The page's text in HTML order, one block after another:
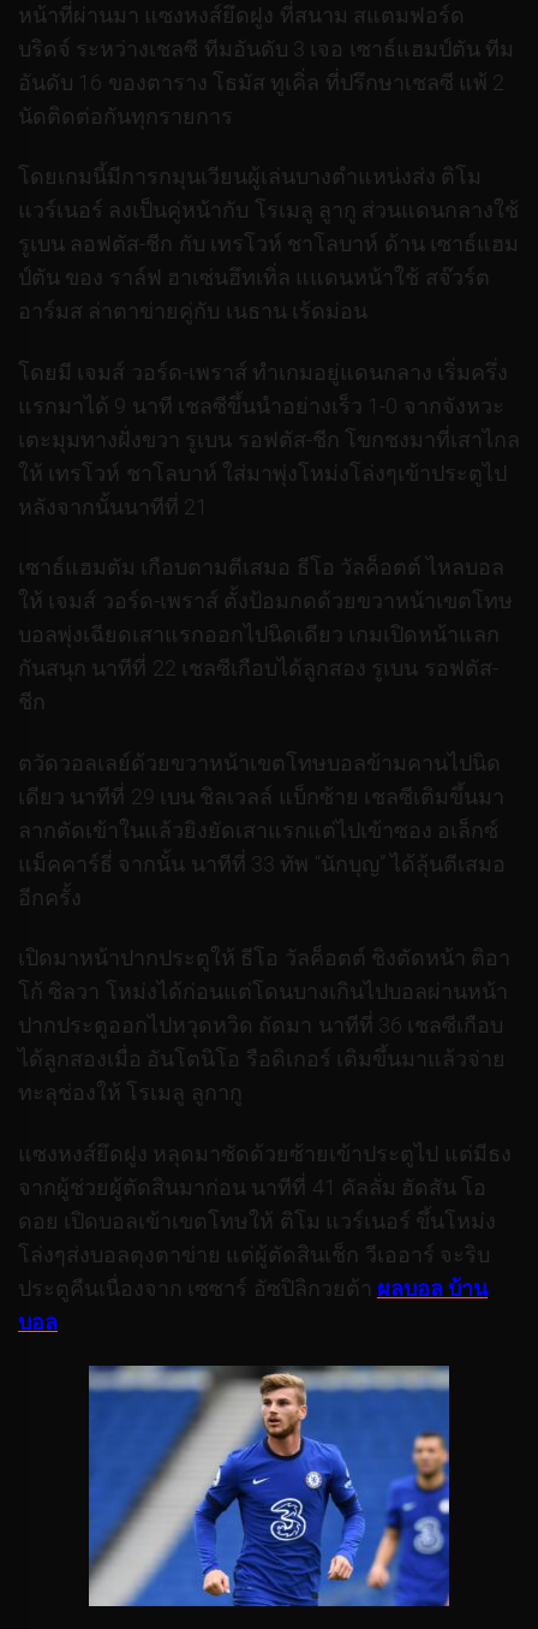
หน้าที่ผ่านมา แซงหงส์ยึดฝูง ที่สนาม สแตมฟอร์ด
บริดจ์ ระหว่างเชลซี ทีมอันดับ 3 เจอ เซาธ์แฮมป์ตัน ทีม
อันดับ 16 ของตาราง โธมัส ทูเคิ่ล ที่ปรึกษาเชลซี แพ้ 2
นัดติดต่อกันทุกรายการ
โดยเกมนี้มีการกมุนเวียนผู้เล่นบางตำแหน่งส่ง ติโม
แวร์เนอร์ ลงเป็นคู่หน้ากับ โรเมลู ลูากู ส่วนแดนกลางใช้
รูเบน ลอฟตัส-ชีก กับ เทรโวห์ ชาโลบาห์ ด้าน เซาธ์แฮม
ป์ตัน ของ ราล์ฟ ฮาเซ่นฮึทเทิ่ล แแดนหน้าใช้ สจ๊วร์ต
อาร์มส ล่าตาข่ายคู่กับ เนธาน เร้ดม่อน
โดยมี เจมส์ วอร์ด-เพราส์ ทำเกมอยู่แดนกลาง เริ่มครึ่ง
แรกมาได้ 9 นาที เชลซีขึ้นนำอย่างเร็ว 1-0 จากจังหวะ
เตะมุมทางฝั่งขวา รูเบน รอฟตัส-ชีก โขกชงมาที่เสาไกล
ให้ เทรโวห์ ชาโลบาห์ ใส่มาพุ่งโหม่งโล่งๆเข้าประตูไป
หลังจากนั้นนาทีที่ 21
เซาธ์แฮมตัม เกือบตามตีเสมอ ธีโอ วัลค็อตต์ ไหลบอล
ให้ เจมส์ วอร์ด-เพราส์ ตั้งป้อมกดด้วยขวาหน้าเขตโทษ
บอลพุ่งเฉียดเสาแรกออกไปนิดเดียว เกมเปิดหน้าแลก
กันสนุก นาทีที่ 22 เชลซีเกือบได้ลูกสอง รูเบน รอฟตัส-
ชีก
ตวัดวอลเลย์ด้วยขวาหน้าเขตโทษบอลข้ามคานไปนิด
เดียว นาทีที่ 29 เบน ชิลเวลล์ แบ็กซ้าย เชลซีเติมขึ้นมา
ลากตัดเข้าในแล้วยิงยัดเสาแรกแต่ไปเข้าซอง อเล็กซ์
แม็คคาร์ธี่ จากนั้น นาทีที่ 33 ทัพ “นักบุญ” ได้ลุ้นตีเสมอ
อีกครั้ง
เปิดมาหน้าปากประตูให้ ธีโอ วัลค็อตต์ ชิงตัดหน้า ติอา
โก้ ซิลวา โหม่งได้ก่อนแต่โดนบางเกินไปบอลผ่านหน้า
ปากประตูออกไปหวุดหวิด ถัดมา นาทีที่ 36 เชลซีเกือบ
ได้ลูกสองเมื่อ อันโตนิโอ รือดิเกอร์ เติมขึ้นมาแล้วจ่าย
ทะลุช่องให้ โรเมลู ลูกากู
แซงหงส์ยึดฝูง หลุดมาซัดด้วยซ้ายเข้าประตูไป แต่มีธง
จากผู้ช่วยผู้ตัดสินมาก่อน นาทีที่ 41 คัลลั่ม ฮัดสัน โอ
ดอย เปิดบอลเข้าเขตโทษให้ ติโม แวร์เนอร์ ขึ้นโหม่ง
โล่งๆส่งบอลตุงตาข่าย แต่ผู้ตัดสินเช็ก วีเออาร์ จะริบ
ประตูคืนเนื่องจาก เซซาร์ อัซปิลิกวยต้า ผลบอล บ้าน
บอล